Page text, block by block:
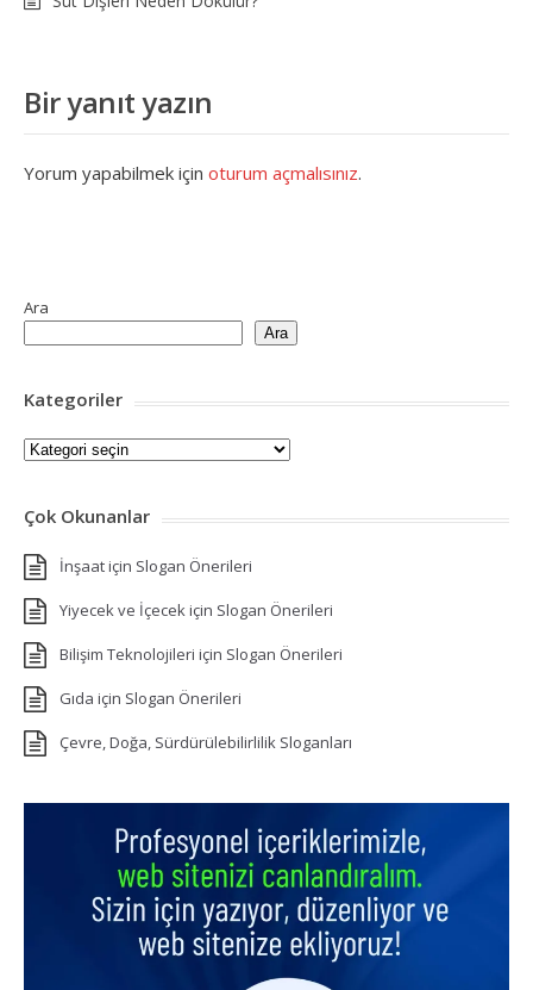
Bir yanıt yazın
Yorum yapabilmek için oturum açmalısınız.
Ara
Ara
Kategoriler
Kategoriler
Çok Okunanlar
İnşaat için Slogan Önerileri
Yiyecek ve İçecek için Slogan Önerileri
Bilişim Teknolojileri için Slogan Önerileri
Gıda için Slogan Önerileri
Çevre, Doğa, Sürdürülebilirlilik Sloganları